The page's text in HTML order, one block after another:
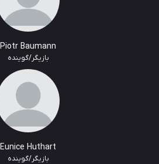
Piotr Baumann
بازیگر/گوینده
Eunice Huthart
بازیگر/گوینده